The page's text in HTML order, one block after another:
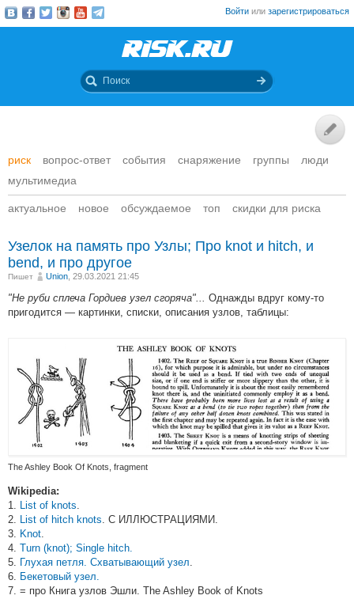
Войти или зарегистрироваться
риск вопрос-ответ события снаряжение группы
люди
мультимедиа
актуальное новое обсуждаемое топ скидки для риска
Узелок на память про Узлы; Про knot и hitch, и
bend, и про другое
Пишет Union , 29.03.2021 21:45
"Не руби сплеча Гордиев узел сгоряча"... Однажды вдруг кому-то
пригодится — картинки, списки, описания узлов, таблицы:
The Ashley Book Of Knots, fragment
Wikipedia:
1. List of knots.
2. List of hitch knots. С ИЛЛЮСТРАЦИЯМИ.
3. Knot.
4. Turn (knot); Single hitch.
5. Глухая петля. Схватывающий узел.
6. Бекетовый узел.
7. = про Книга узлов Эшли. The Ashley Book of Knots